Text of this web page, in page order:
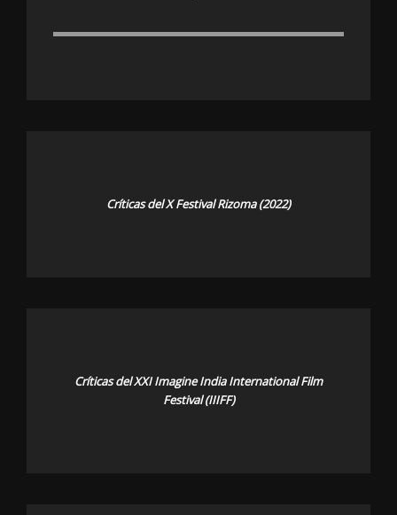
Críticas del X Festival Rizoma (2022)
Críticas del XXI Imagine India International Film
Festival (IIIFF)